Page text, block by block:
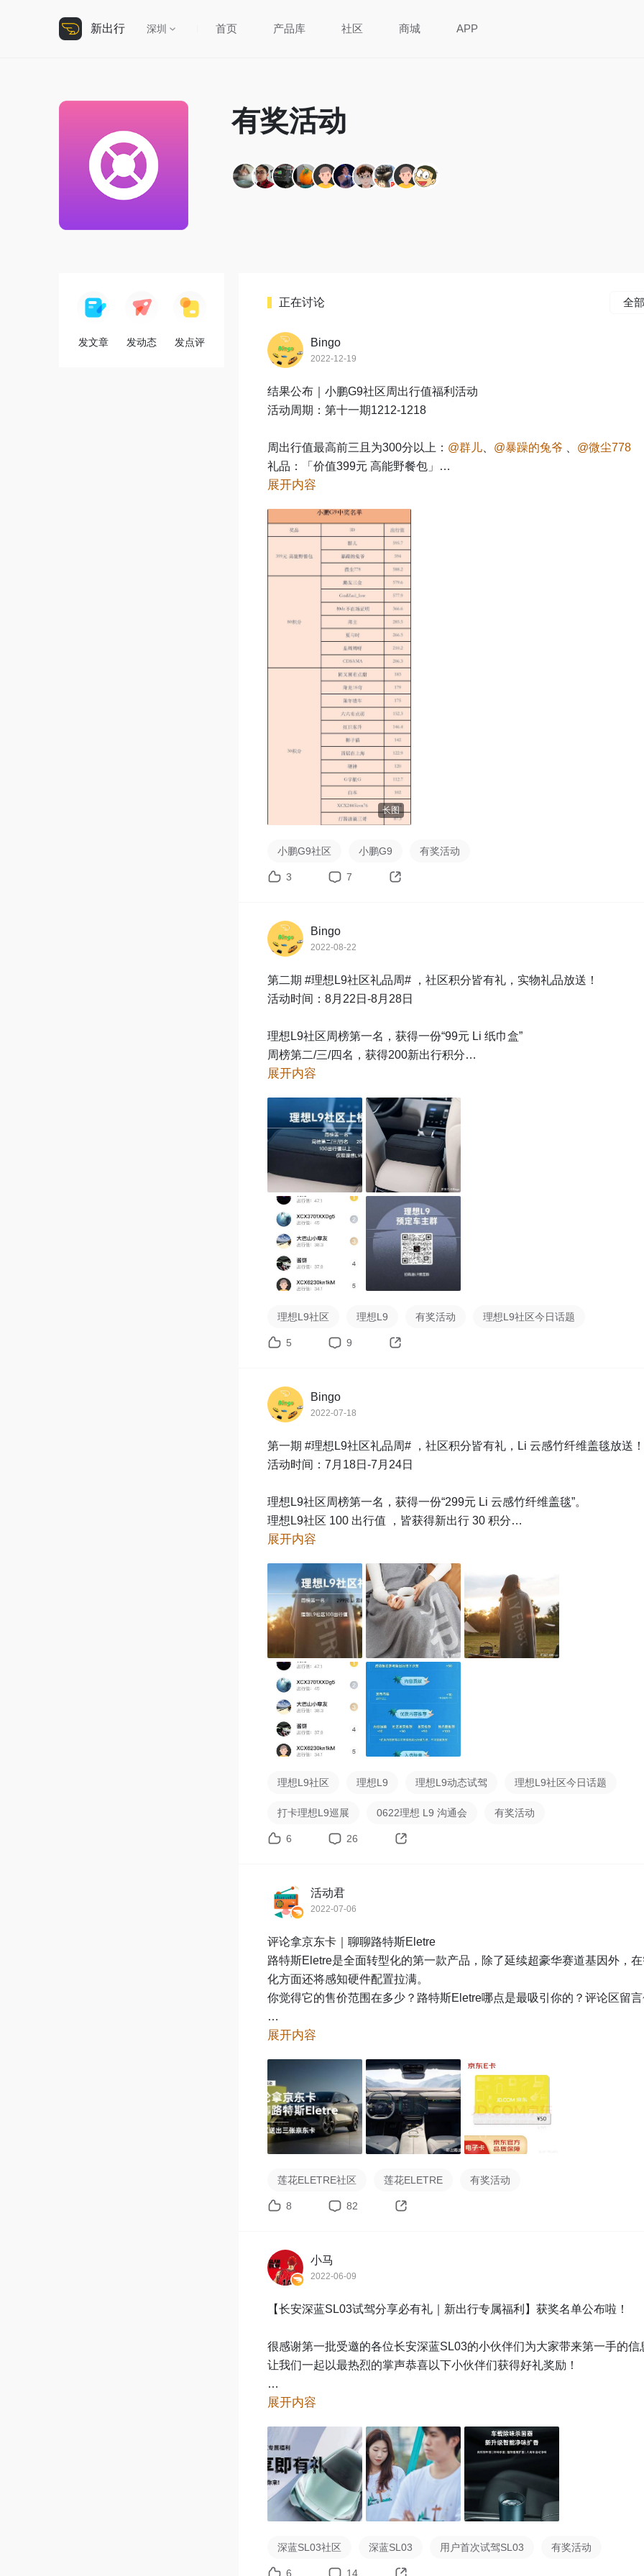
新出行 深圳 首页 产品库 社区 商城 APP
有奖活动
发文章 发动态 发点评
正在讨论 全部
Bingo
2022-12-19
结果公布｜小鹏G9社区周出行值福利活动
活动周期：第十一期1212-1218
周出行值最高前三且为300分以上： @群儿 @暴躁的兔爷
@微尘778
礼品：「价值399元 高能野餐包」
实物奖品请于12月20日联系@bingo（微信：bingoparty），添加微信备注
周出行值200以上，获得80积分：
证明、@邦主、@夏与时、@是周周呀
周出行值80分以上，获得30积分：
@六六有点萌 @红日东升
@白本、@XCX2445kvn76、@大鹏开g9、
积分奖品将于两日内发放，无需主动领取。若有问题联系@bingo（微信：
bingoparty）
活动详情：
链接
本次活动最终解释权归新出行所有。
展开内容
长图
小鹏G9社区 小鹏G9 有奖活动
3 7
Bingo
2022-08-22
第二期 #理想L9社区礼品周# ，社区积分皆有礼，实物礼品放送！
活动时间：8月22日-8月28日
理想L9社区周榜第一名，获得一份“99元 Li 纸巾盒”
周榜第二/三/四名，获得200新出行积分
理想L9社区 100 出行值 ，皆获得新出行 50 积分
如何看当周实时排行，参考查看图四“周累计”
出行值&成长体系已上线，攻略如下：
1、你在理想L9社区发布内容都可以累积出行值
2、在理想L9社区发布相关动态/文章/视频+10出行值（+10积分）
3、在理想L9社区评论相关动态+1出行值
4、内容加精+10分，动态/点评被推荐上社区首页+30分，文章/视频被推荐
页+50分 （同等数值积分）
个人中心 / 在新出行「社区首页」-向下滑动即可看到（参见图4）
打卡活动奖励明天将会统计好名单，陆续发放
周出行值统计截止周日23:59:59，周一重新开始。
禁止故意水动态、水评论等行为，发现即扣除30出行值。
展开内容
理想L9社区 理想L9 有奖活动 理想L9社区今日话题
5 9
Bingo
2022-07-18
第一期 #理想L9社区礼品周# ，社区积分皆有礼，Li 云感竹纤维盖毯放送！
活动时间：7月18日-7月24日
理想L9社区周榜第一名，获得一份“299元 Li 云感竹纤维盖毯”。
理想L9社区 100 出行值 ，皆获得新出行 30 积分
出行值&成长体系已上线，攻略如下：
1、你在理想L9社区发布内容都可以累积出行值
2、在理想L9社区发布相关动态/文章/视频+10出行值（+10积分）
3、在理想L9社区评论相关动态+1出行值
4、内容加精+10分，动态/点评被推荐上社区首页+30分，文章/视频被推荐
页+50分 （同等数值积分）
周出行值查看：新出行用户成长等级及积分规则1.0
个人中心 / 在新出行「社区首页」-向下滑动即可看到（参见图4）
打卡活动奖励明天将会统计好名单，陆续发放
禁止故意水动态、水评论等行为，发现即扣除30出行值。
用户如存在违规行为，不可参与本活动评奖，活动最终解释权归新出行所
展开内容
理想L9社区 理想L9 理想L9动态试驾 理想L9社区今日话题
打卡理想L9巡展 0622理想 L9 沟通会 有奖活动
6 26
活动君
2022-07-06
评论拿京东卡｜聊聊路特斯Eletre
路特斯Eletre是全面转型化的第一款产品，除了延续超豪华赛道基因外，
化方面还将感知硬件配置拉满。
你觉得它的售价范围在多少？路特斯Eletre哪点是最吸引你的？评论区留
7月8日将会从评论区随机抽取3位用户各送出【50元京东卡】一张
展开内容
莲花ELETRE社区 莲花ELETRE 有奖活动
8 82
小马
2022-06-09
【长安深蓝SL03试驾分享必有礼｜新出行专属福利】获奖名单公布啦！
很感谢第一批受邀的各位长安深蓝SL03的小伙伴们为大家带来第一手的信
让我们一起以最热烈的掌声恭喜以下小伙伴们获得好礼奖励！
@长蛋刀 @土蜘蛛 @詹乾斯
好礼二可获得“100元京东卡 + 新出行2022款夏季插画系列T恤1件（100字
@9哥 @被美食耽误的帅哥
好礼三可获得价值“569元EraClean负离子车载净味器1台”（内容收获评论
展开内容
深蓝SL03社区 深蓝SL03 用户首次试驾SL03 有奖活动
6 14